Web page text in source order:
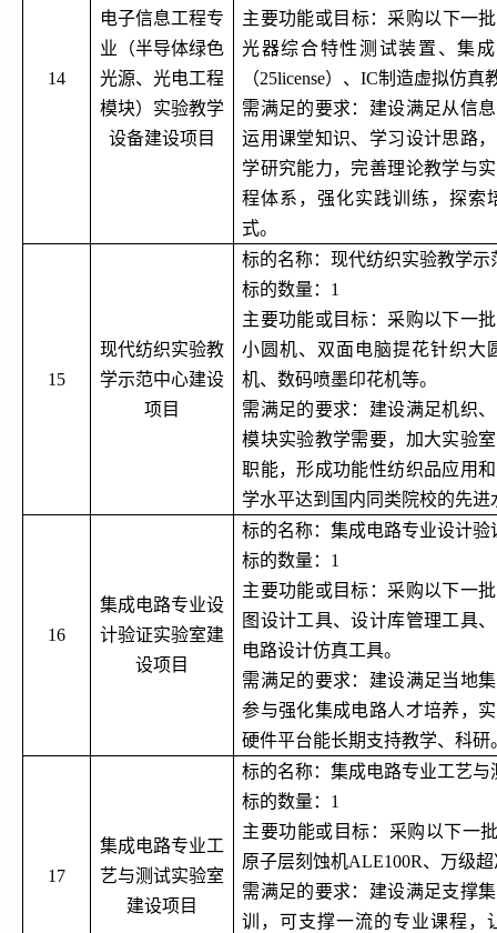
14
电子信息工程专
业（半导体绿色
光源、光电工程
模块）实验教学
设备建设项目
主要功能或目标：采购以下一
光器综合特性测试装置、集
（25license）、IC制造虚拟仿真
需满足的要求：建设满足从信
运用课堂知识、学习设计思路
学研究能力，完善理论教学与
程体系，强化实践训练，探索
式。
15
现代纺织实验教
学示范中心建设
项目
标的名称：现代纺织实验教学
标的数量： 1
主要功能或目标：采购以下一
小圆机、双面电脑提花针织大
机、数码喷墨印花机等。
需满足的要求：建设满足机织
模块实验教学需要，加大实验
职能，形成功能性纺织品应用
学水平达到国内同类院校的先进
16
集成电路专业设
计验证实验室建
设项目
标的名称：集成电路专业设计
标的数量： 1
主要功能或目标：采购以下一
图设计工具、设计库管理工具
电路设计仿真工具。
需满足的要求：建设满足当地
参与强化集成电路人才培养，
硬件平台能长期支持教学、科研
17
集成电路专业工
艺与测试实验室
建设项目
标的名称：集成电路专业工艺
标的数量： 1
主要功能或目标：采购以下一
原子层刻蚀机ALE100R、万级
需满足的要求：建设满足支撑
训，可支撑一流的专业课程，